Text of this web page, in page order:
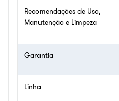
Recomendações de Uso,
Manutenção e Limpeza
Garantia
Linha